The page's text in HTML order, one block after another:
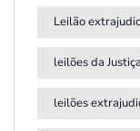
Leilão
leilões da
leilões